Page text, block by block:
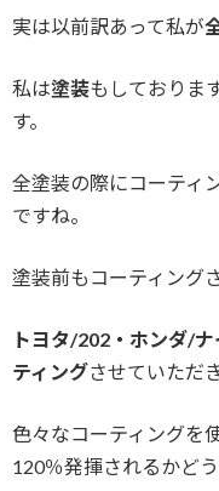
実は以前訳あって私が
私は塗装もしておりま
す。
全塗装の際にコーティ
ですね。
塗装前もコーティング
トヨタ/202・ホンダ/
ティングさせていただ
色々なコーティングを
120％発揮されるかどう